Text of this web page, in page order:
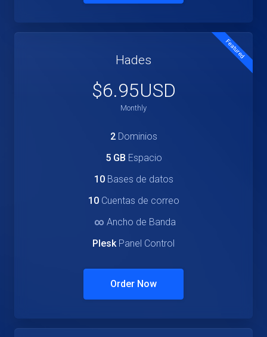
Featured
Hades
$6.95USD
Monthly
2Dominios
5 GB Espacio
10Bases de datos
10Cuentas de correo
∞ Ancho de Banda
PleskPanel Control
Order Now